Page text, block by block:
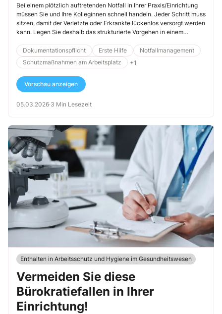
Bei einem plötzlich auftretenden Notfall in Ihrer Praxis/Einrichtung
müssen Sie und Ihre Kolleginnen schnell handeln. Jeder Schritt muss
sitzen, damit der Verletzte oder Erkrankte lückenlos versorgt werden
kann. Legen Sie deshalb das strukturierte Vorgehen in einem
helfen Ihnen dabei.
Dokumentationspflicht Erste Hilfe
Notfallmanagement
Schutzmaßnahmen am Arbeitsplatz
+1
Vorschau anzeigen
05.03.2026·3 Min Lesezeit
Enthalten in Arbeitsschutz und Hygiene im Gesundheitswesen
Vermeiden Sie diese
Bürokratiefallen in Ihrer
Einrichtung!